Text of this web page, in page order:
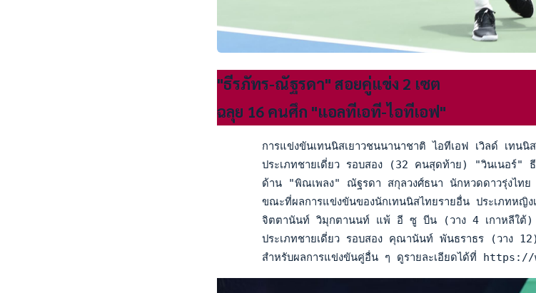
"ธีรภัทร-ณัฐรดา" สอยคู่แข่ง 2 เซต
ฉลุย 16 คนศึก "แอลทีเอที-ไอทีเอฟ"
การแข่งขันเทนนิสเยาวชนนานาชาติ ไอทีเอฟ เวิลด์ เทน
ประเภทชายเดี่ยว รอบสอง (32 คนสุดท้าย) "วินเนอร์"
ด้าน "พิณเพลง" ณัฐรดา สกุลวงศ์ธนา นักหวดดาวรุ่งไท
ขณะที่ผลการแข่งขันของนักเทนนิสไทยรายอื่น ประเภทห
จิตตานันท์ วิมุกตานนท์ แพ้ อี ซู บีน (วาง 4 เกาหลีใต้
ประเภทชายเดี่ยว รอบสอง คุณานันท์ พันธราธร (วาง
สำหรับผลการแข่งขันคู่อื่น ๆ ดูรายละเอียดได้ที่